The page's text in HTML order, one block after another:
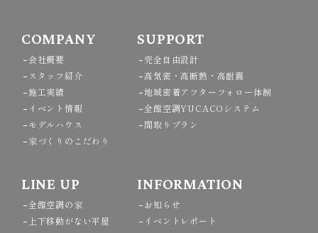
COMPANY
会社概要
スタッフ紹介
施工実績
イベント情報
モデルハウス
家づくりのこだわり
SUPPORT
完全自由設計
高気密・高断熱・高耐震
地域密着アフターフォロー体制
全館空調YUCACOシステム
間取りプラン
LINE UP
全館空調の家
上下移動がない平屋
INFORMATION
お知らせ
イベントレポート